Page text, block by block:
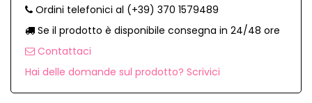
Ordini telefonici al (+39) 370 1579489
Se il prodotto è disponibile consegna in 24/48 ore
Contattaci
Hai delle domande sul prodotto? Scrivici